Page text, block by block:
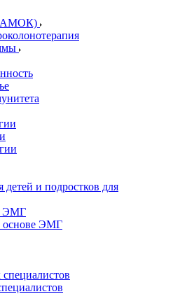
(АМОК)
и подростков для
ЭМГ
основе ЭМГ